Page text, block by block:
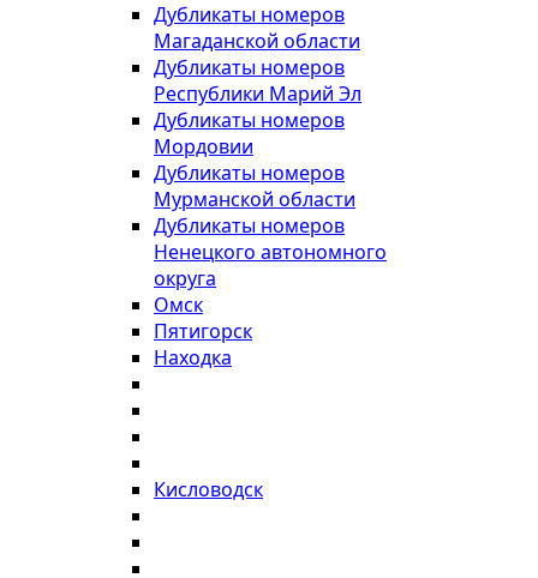
Дубликаты номеров
Магаданской области
Дубликаты номеров
Республики Марий Эл
Дубликаты номеров
Мордовии
Дубликаты номеров
Мурманской области
Дубликаты номеров
Ненецкого автономного
округа
Омск
Пятигорск
Находка
Кисловодск